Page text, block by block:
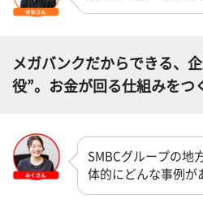
メガバンクだからできる、
役”。お金が回る仕組みをつ
SMBCグループの地
体的にどんな事例が